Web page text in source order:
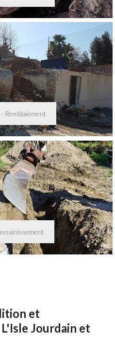
Remblaiement
et
Jourdain et